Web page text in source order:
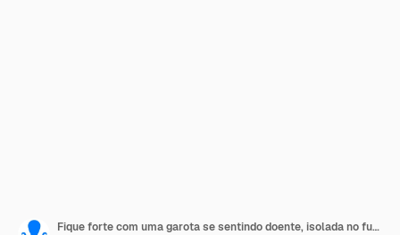
Fique forte com uma garota se sentindo doente, isolada no fundo branco